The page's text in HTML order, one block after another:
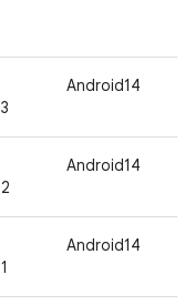
Android14
Android14
Android14